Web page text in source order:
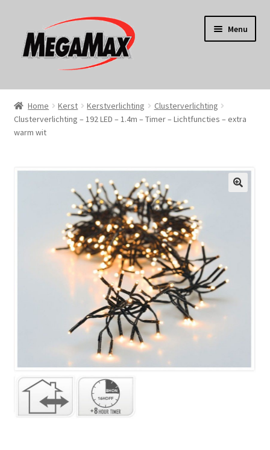
door
naar
naar
de
Menu
Home
KERST
Persoonlijke Verzorging
Speelgoed
Reizen
Home Kerst Kerstverlichting
Clusterverlichting
Clusterverlichting – 192 LED – 1.4m – Timer – Lichtfuncties – extra
warm wit